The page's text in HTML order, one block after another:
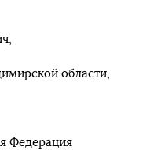
области,
Федерация